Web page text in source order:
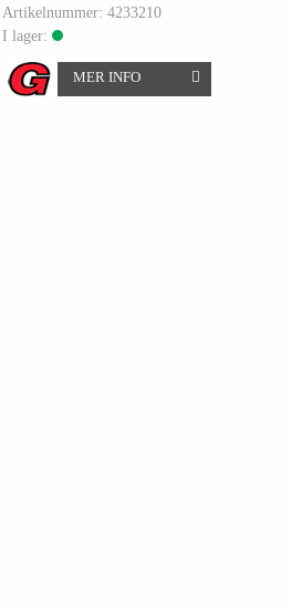
Artikelnummer: 4233210
I lager:
MER INFO